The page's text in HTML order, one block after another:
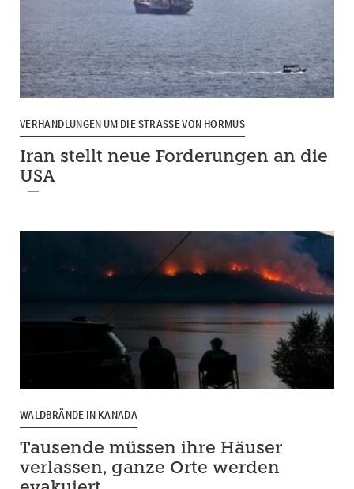
VERHANDLUNGEN UM DIE STRASSE VON HORMUS
Iran stellt neue Forderungen an die
USA
WALDBRÄNDE IN KANADA
Tausende müssen ihre Häuser
verlassen, ganze Orte werden